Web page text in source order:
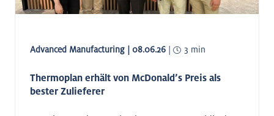
Advanced Manufacturing | 08.06.26 | 3 min
Thermoplan erhält von McDonald’s Preis als
bester Zulieferer